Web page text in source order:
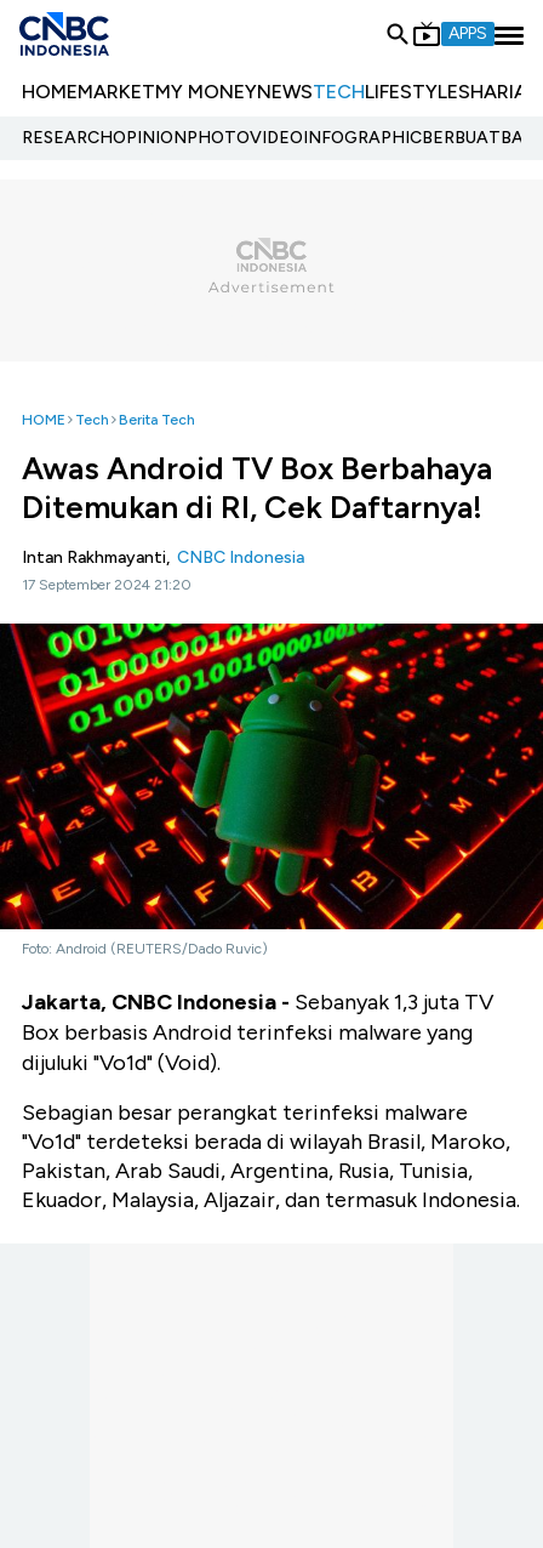
APPS
HOMEMARKETMY MONEYNEWSTECHLIFESTYLESHARIA
RESEARCHOPINIONPHOTOVIDEOINFOGRAPHIC
HOME Tech Berita Tech
Awas Android TV Box Berbahaya
Ditemukan di RI, Cek Daftarnya!
Intan Rakhmayanti, CNBC Indonesia
17 September 2024 21:20
Foto: Android (REUTERS/Dado Ruvic)
Jakarta, CNBC Indonesia - Sebanyak 1,3 juta TV
Box berbasis Android terinfeksi malware yang
dijuluki "Vo1d" (Void).
Sebagian besar perangkat terinfeksi malware
"Vo1d" terdeteksi berada di wilayah Brasil, Maroko,
Pakistan, Arab Saudi, Argentina, Rusia, Tunisia,
Ekuador, Malaysia, Aljazair, dan termasuk Indonesia.